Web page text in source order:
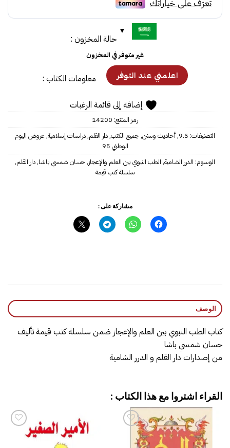
حالة المخزون :
غير متوفر في المخزون
معلومات الكتاب :
إضافة إلى قائمة الرغبات
رمز المنتج: 14200
التصنيفات: 9.5
,أحاديث وسنن,جميع الكتب,دار القلم,دراسات إسلامية,عروض اليوم
الوطني 95
الوسوم: الدرر الشامية, الطب النبوي بين العلم والإعجاز,حسان شمسي باشا,دار القلم,
سلسلة كتب قيمة
مشاركة على :
الوصف
كتاب الطب النبوي بين العلم والإعجاز ضمن سلسلة كتب قيمة تأليف
حسان شمسي باشا
من إصدارات دار القلم و الدرر الشامية
القراء اشتروا مع هذا الكتاب :